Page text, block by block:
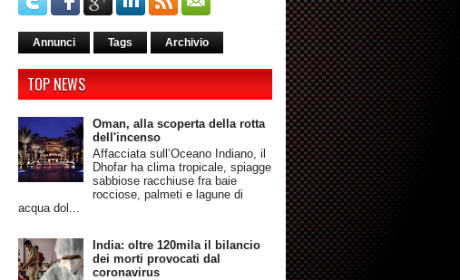
Annunci Tags Archivio
TOP NEWS
Oman, alla scoperta della rotta
dell'incenso
Affacciata sull’Oceano Indiano, il
Dhofar ha clima tropicale, spiagge
sabbiose racchiuse fra baie
rocciose, palmeti e lagune di
acqua dol...
India: oltre 120mila il bilancio
dei morti provocati dal
coronavirus